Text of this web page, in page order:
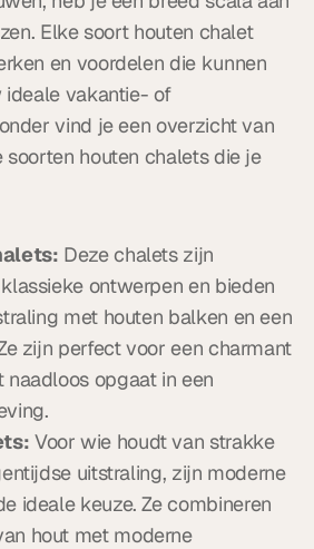
Elke soort houten chalet
en voordelen die kunnen
vakantie- of
vind je een overzicht van
houten chalets die je
Deze chalets zijn
ontwerpen en bieden
met houten balken en een
zijn perfect voor een charmant
opgaat in een
Voor wie houdt van strakke
uitstraling, zijn moderne
ideale keuze. Ze combineren
hout met moderne